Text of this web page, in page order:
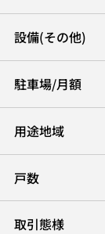
設備(その他)
駐車場/月額
用途地域
戸数
取引態様